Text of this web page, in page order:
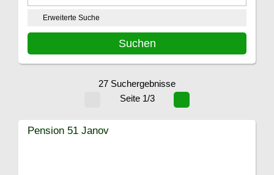
Erweiterte Suche
27 Suchergebnisse
Seite 1/3
Pension 51 Janov